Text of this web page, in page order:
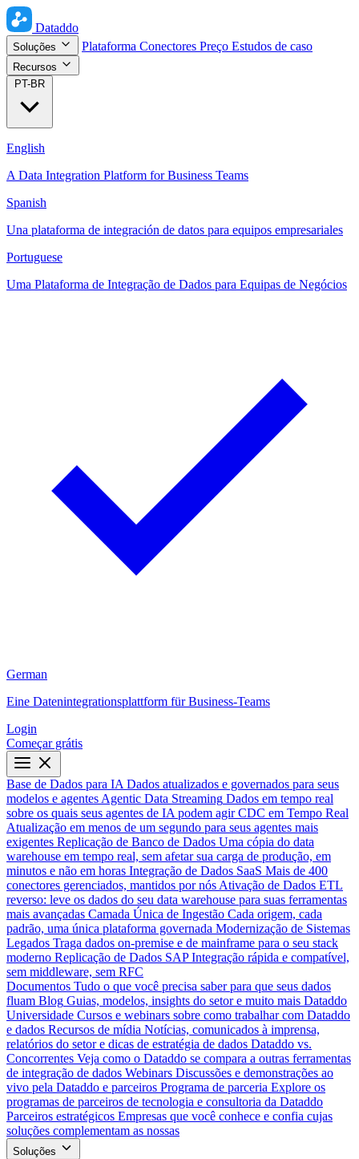
Dataddo
Soluções Plataforma Conectores Preço Estudos de caso
Recursos
PT-BR
English
A Data Integration Platform for Business Teams
Spanish
Una plataforma de integración de datos para equipos empresariales
Portuguese
Uma Plataforma de Integração de Dados para Equipas de Negócios
German
Eine Datenintegrationsplattform für Business-Teams
Login
Começar grátis
Base de Dados para IA Dados atualizados e governados para seus
modelos e agentes Agentic Data Streaming Dados em tempo real
sobre os quais seus agentes de IA podem agir CDC em Tempo Real
Atualização em menos de um segundo para seus agentes mais
exigentes Replicação de Banco de Dados Uma cópia do data
warehouse em tempo real, sem afetar sua carga de produção, em
minutos e não em horas Integração de Dados SaaS Mais de 400
conectores gerenciados, mantidos por nós Ativação de Dados ETL
reverso: leve os dados do seu data warehouse para suas ferramentas
mais avançadas Camada Única de Ingestão Cada origem, cada
padrão, uma única plataforma governada Modernização de Sistemas
Legados Traga dados on-premise e de mainframe para o seu stack
moderno Replicação de Dados SAP Integração rápida e compatível,
sem middleware, sem RFC
Documentos Tudo o que você precisa saber para que seus dados
fluam Blog Guias, modelos, insights do setor e muito mais Dataddo
Universidade Cursos e webinars sobre como trabalhar com Dataddo
e dados Recursos de mídia Notícias, comunicados à imprensa,
relatórios do setor e dicas de estratégia de dados Dataddo vs.
Concorrentes Veja como o Dataddo se compara a outras ferramentas
de integração de dados Webinars Discussões e demonstrações ao
vivo pela Dataddo e parceiros Programa de parceria Explore os
programas de parceiros de tecnologia e consultoria da Dataddo
Parceiros estratégicos Empresas que você conhece e confia cujas
soluções complementam as nossas
Soluções